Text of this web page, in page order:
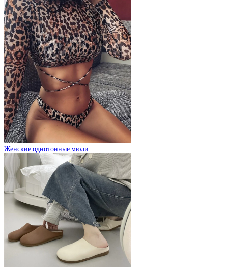
Женские однотонные мюли